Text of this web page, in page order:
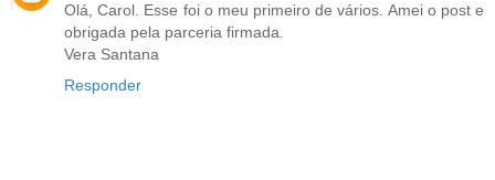
Olá, Carol. Esse foi o meu primeiro de vários. Amei o post e
obrigada pela parceria firmada.
Vera Santana
Responder